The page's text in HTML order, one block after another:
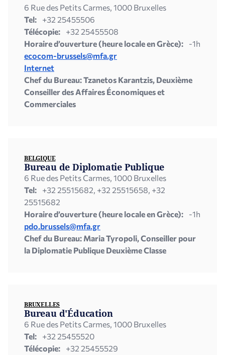
6 Rue des Petits Carmes, 1000 Bruxelles
Tel:
+32 25455506
Télécopie:
+32 25455508
Horaire d’ouverture (heure locale en Grèce):
-1h
ecocom-brussels@mfa.gr
Internet
Chef du Bureau: Tzanetos Karantzis, Deuxième
Conseiller des Affaires Économiques et
Commerciales
BELGIQUE
Bureau de Diplomatie Publique
6 Rue des Petits Carmes, 1000 Bruxelles
Tel:
+32 25515682, +32 25515658, +32
25515682
Horaire d’ouverture (heure locale en Grèce):
-1h
pdo.brussels@mfa.gr
Chef du Bureau: Maria Tyropoli, Conseiller pour
la Diplomatie Publique Deuxième Classe
BRUXELLES
Bureau d'Éducation
6 Rue des Petits Carmes, 1000 Bruxelles
Tel:
+32 25455520
Télécopie:
+32 25455529